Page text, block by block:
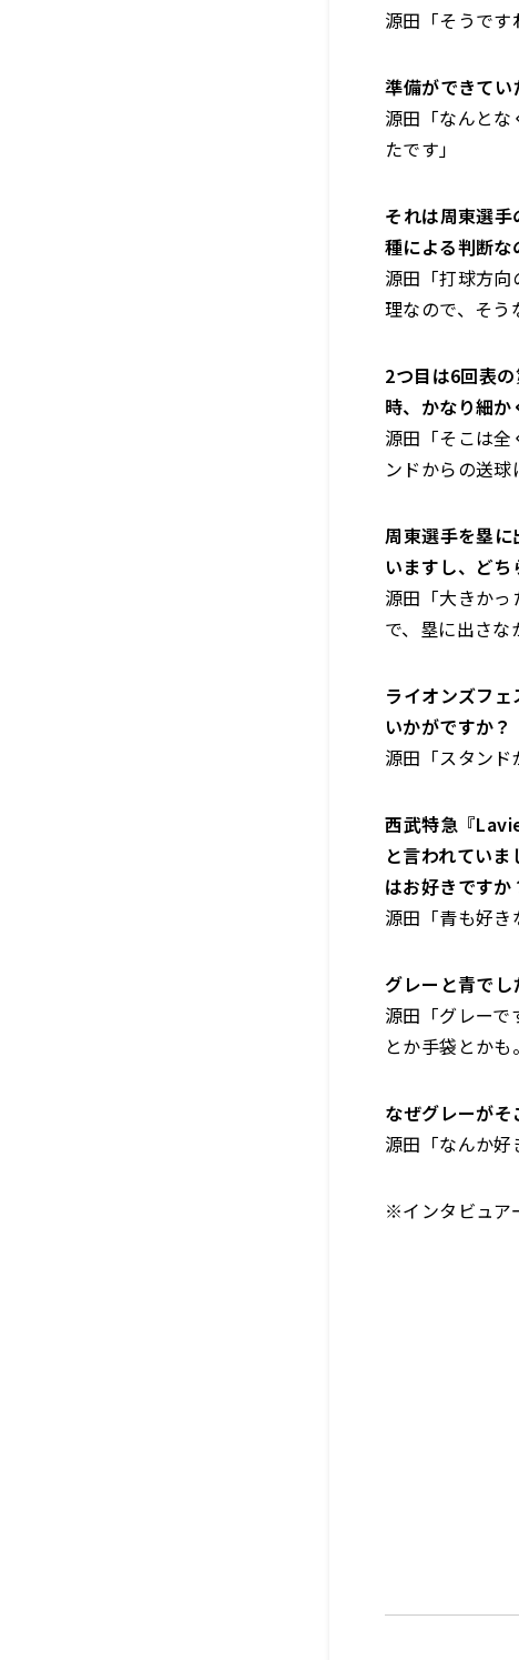
源田「そうです
――準備ができて
源田「なんと
たです」
――それは周東選
種による判断な
源田「打球方
理なので、そう
――2つ目は6回
時、かなり細か
源田「そこは
ンドからの送
――周東選手を塁
いますし、ど
源田「大きか
で、塁に出さな
――ライオンズ
いかがですか？
源田「スタンド
――西武特急『
と言われてい
はお好きですか
源田「青も好き
――グレーと青で
源田「グレー
とか手袋とかも
――なぜグレーが
源田「なんか好
※インタビュア